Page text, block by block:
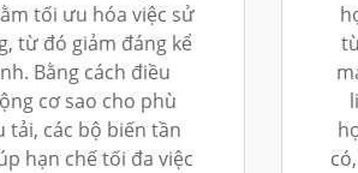
tối ưu hóa việc sử
từ đó giảm đáng kể
Bằng cách điều
cơ sao cho phù
tải, các bộ biến tần
hạn chế tối đa việc